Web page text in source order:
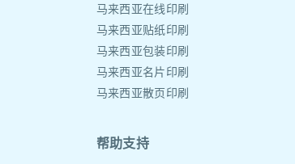
马来西亚在线印刷
马来西亚贴纸印刷
马来西亚包装印刷
马来西亚名片印刷
马来西亚散页印刷
帮助支持